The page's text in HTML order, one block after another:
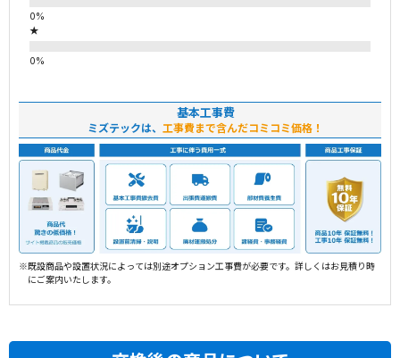
★
基本工事費
ミズテックは、 工事費まで含んだコミコミ価格！
※既設商品や設置状況によっては別途オプション工事費が必要です。詳しくはお見積り時
にご案内いたします。